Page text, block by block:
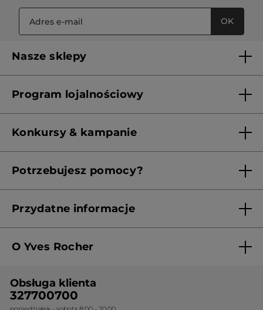
OK
Nasze sklepy
Franczyza
Program lojalnościowy
Konkursy & kampanie
Potrzebujesz pomocy?
Przydatne informacje
Polityka prywatności
Cennik
O Yves Rocher
Nasza wiedza botaniczna
Obsługa klienta
327700700